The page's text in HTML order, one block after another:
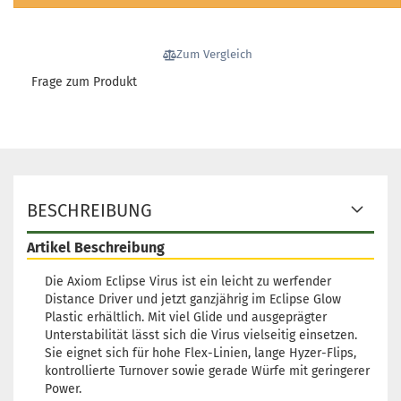
175g
Grün leuchtend
Rand:
Lagerbestand:
Gewicht:175g
Rand: Weißlich
Lagerbestand:1
Lieferzeit:2 - 3 Arbeitstage
23,90 €
Gewicht:174g
Farbton:Grün leuchtend
23,90 €
Zum Vergleich
Frage zum Produkt
BESCHREIBUNG
Artikel Beschreibung
Die Axiom Eclipse Virus ist ein leicht zu werfender
Distance Driver und jetzt ganzjährig im Eclipse Glow
Plastic erhältlich. Mit viel Glide und ausgeprägter
Unterstabilität lässt sich die Virus vielseitig einsetzen.
Sie eignet sich für hohe Flex-Linien, lange Hyzer-Flips,
kontrollierte Turnover sowie gerade Würfe mit geringerer
Power.